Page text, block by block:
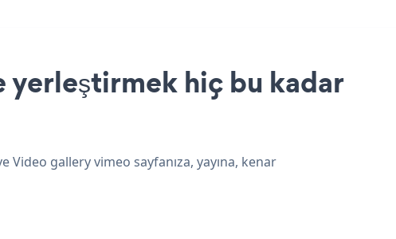
yerleştirmek hiç bu kadar
gallery vimeo sayfanıza, yayına, kenar